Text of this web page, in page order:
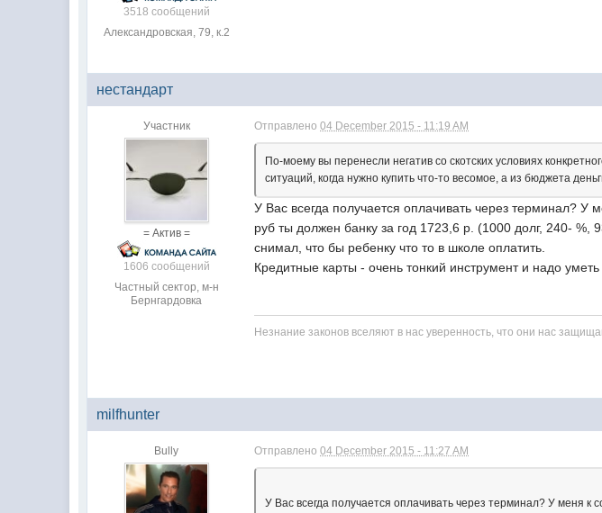
3518 сообщений
Александровская, 79, к.2
нестандарт
Участник
= Актив =
1606 сообщений
Частный сектор, м-н
Бернгардовка
Отправлено04 December 2015 - 11:19 AM
По-моему вы перенесли негатив со скотских условиях
ситуаций, когда нужно купить что-то весомое, а из бюджета
У Вас всегда получается оплачивать через
руб ты должен банку за год 1723,6 р. (1000 долг, 240-
снимал, что бы ребенку что то в школе оплатить.
Кредитные карты - очень тонкий инструмент и надо
Незнание законов вселяют в нас уверенность, что они нас
milfhunter
Bully Отправлено04 December 2015 - 11:27 AM
У Вас всегда получается оплачивать через терминал? У